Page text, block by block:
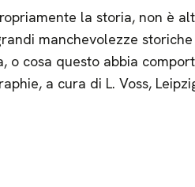
la storia, non è
manchevolezze storiche
o cosa questo abbia
a cura di L. Voss,